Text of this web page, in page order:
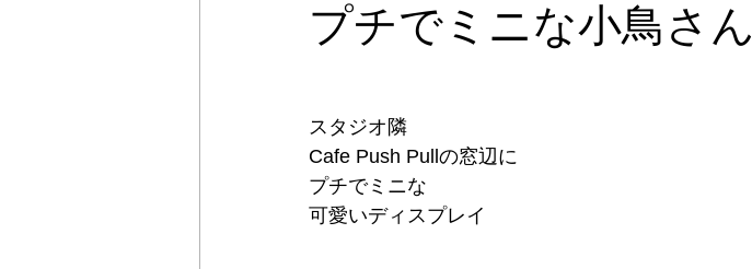
プチでミニな小鳥さん
スタジオ隣
Cafe Push Pullの窓辺に
プチでミニな
可愛いディスプレイ